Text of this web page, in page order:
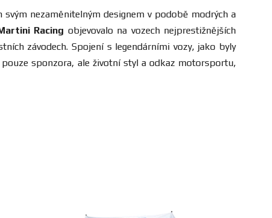
nezaměnitelným designem v podobě modrých a
Racing objevovalo na vozech nejprestižnějších
závodech. Spojení s legendárními vozy, jako byly
sponzora, ale životní styl a odkaz motorsportu,